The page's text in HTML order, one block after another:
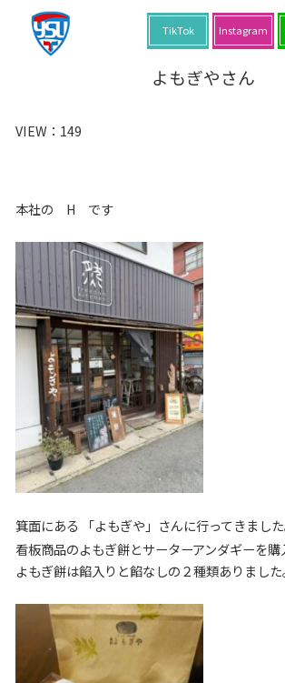
よもぎやさん
VIEW： 149
本社の H です
箕面にある 「よもぎや」さんに行ってきました
看板商品のよもぎ餅とサーターアンダギーを購
よもぎ餅は餡入りと餡なしの２種類ありました
Instagram
TikTok